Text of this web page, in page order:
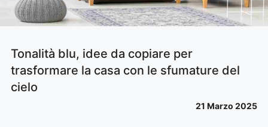
Tonalità blu, idee da copiare per
trasformare la casa con le sfumature del
cielo
21 Marzo 2025